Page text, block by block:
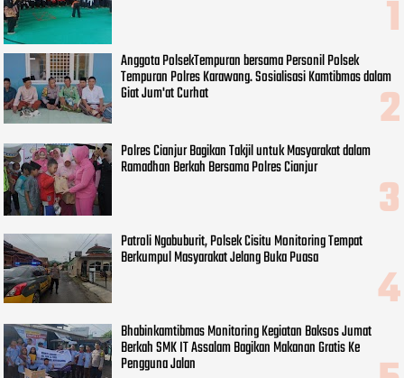
Anggota PolsekTempuran bersama Personil Polsek
Tempuran Polres Karawang. Sosialisasi Kamtibmas dalam
Giat Jum'at Curhat
Polres Cianjur Bagikan Takjil untuk Masyarakat dalam
Ramadhan Berkah Bersama Polres Cianjur
Patroli Ngabuburit, Polsek Cisitu Monitoring Tempat
Berkumpul Masyarakat Jelang Buka Puasa
Bhabinkamtibmas Monitoring Kegiatan Baksos Jumat
Berkah SMK IT Assalam Bagikan Makanan Gratis Ke
Pengguna Jalan